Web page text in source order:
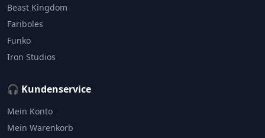
Beast Kingdom
Fariboles
Funko
Iron Studios
🎧 Kundenservice
Mein Konto
Mein Warenkorb